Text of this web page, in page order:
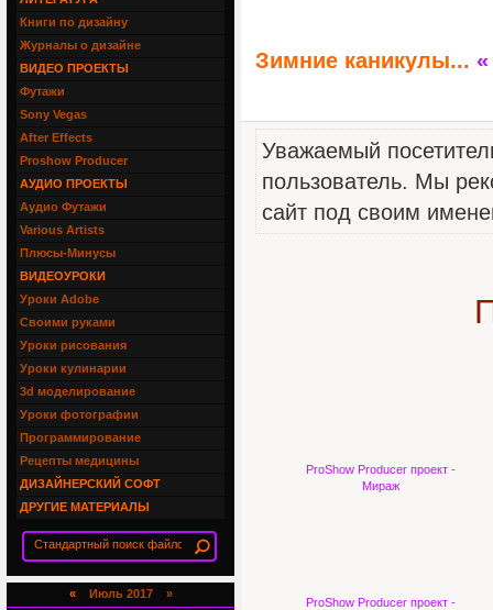
Зимние каникулы...
Уважаемый
пользователь. Мы
сайт под своим
ProShow Producer проект -
Мираж
ProShow Producer проект -
Книги по дизайну
Журналы о дизайне
ВИДЕО ПРОЕКТЫ
Футажи
Sony Vegas
After Effects
Proshow Producer
АУДИО ПРОЕКТЫ
Аудио Футажи
Various Artists
Плюсы-Минусы
ВИДЕОУРОКИ
Уроки Adobe
Своими руками
Уроки рисования
Уроки кулинарии
3d моделирование
Уроки фотографии
Программирование
Рецепты медицины
ДИЗАЙНЕРСКИЙ СОФТ
ДРУГИЕ МАТЕРИАЛЫ
«Июль 2017 »